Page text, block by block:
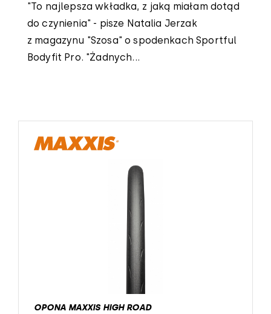
"To najlepsza wkładka, z jaką miałam dotąd
do czynienia" - pisze Natalia Jerzak
z magazynu "Szosa" o spodenkach Sportful
Bodyfit Pro. "Żadnych...
OPONA MAXXIS HIGH ROAD